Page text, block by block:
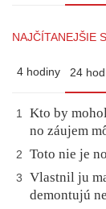
NAJČÍTANEJŠIE
4 hodiny 24
1
Kto by
no záujem
2 Toto nie je
3
Vlastnil ju
demontujú